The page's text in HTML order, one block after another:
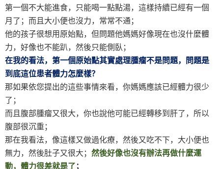
第一個不大能進食，只能喝一點點湯，這樣持續已經有一個
月了；而且大小便也沒力，常常不通；
他的孩子很想用原始點，但問題他媽媽好像現在也沒什麼體
力，好像也不能趴，然後只能側臥；
在我的看法，第一個原始點其實處理腫瘤不是問題，問題是
到底這位患者體力怎麼樣？
那如果依您提出的這些事情來看，你媽媽應該已經體力很少
了；
而且腹部腫瘤又很大，你也說他可能已經轉移到肝了，所以
腹部很沉重；
那在我看法，像這樣又做過化療，然後又吃不下，大小便也
無力，然後肚子又很大； 然後好像也沒有辦法再做什麼運
動，體力很差就是了；